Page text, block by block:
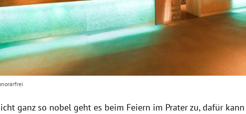
ganz so nobel geht es beim Feiern im Prater zu, dafür